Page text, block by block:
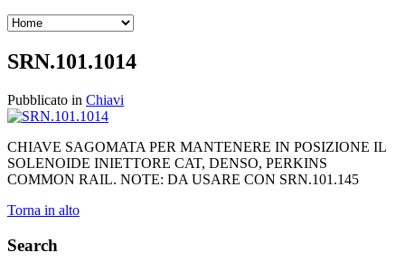
SRN.101.1014
Pubblicato in Chiavi
CHIAVE SAGOMATA PER MANTENERE IN POSIZIONE IL
SOLENOIDE INIETTORE CAT, DENSO, PERKINS
COMMON RAIL. NOTE: DA USARE CON SRN.101.145
Torna in alto
Search